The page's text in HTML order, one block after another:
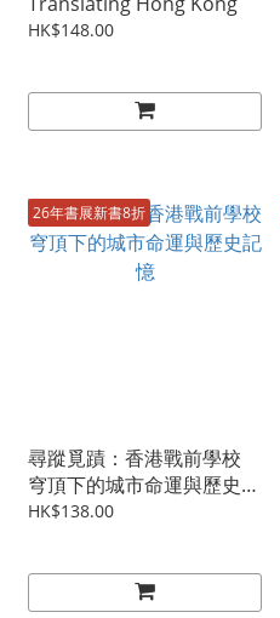
HK$148.00
26年書展新書8折
尋蹤覓蹟：香港戰前學校
穹頂下的城市命運與歷史記
憶
HK$138.00